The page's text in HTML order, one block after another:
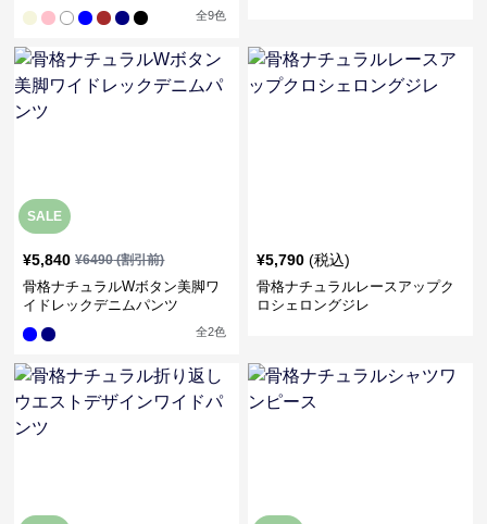
全9色
SALE
¥5,840 ¥6490(割引前)
骨格ナチュラルWボタン美脚ワ
イドレックデニムパンツ
全2色
¥5,790 (税込)
骨格ナチュラルレースアップク
ロシェロングジレ